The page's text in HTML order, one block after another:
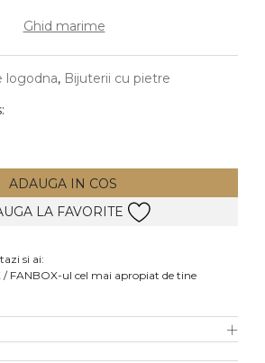
Vezi toate
Ghid marime
logodna, Bijuterii cu pietre
ADAUGA IN COS
LA FAVORITE
si ai:
/ FANBOX-ul cel mai apropiat de tine